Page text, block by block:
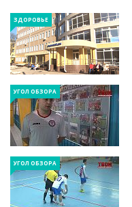
ЗДОРОВЬЕ
УГОЛ ОБЗОРА
УГОЛ ОБЗОРА